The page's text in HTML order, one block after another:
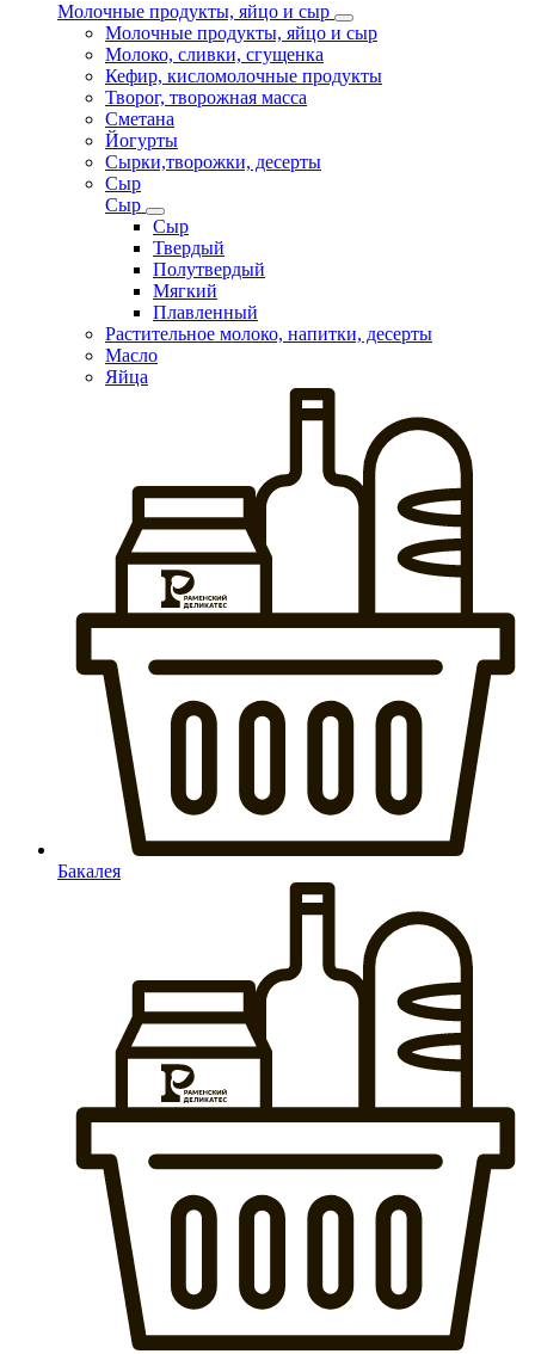
Молочные продукты, яйцо и сыр
Молочные продукты, яйцо и сыр
Молоко, сливки, сгущенка
Кефир, кисломолочные продукты
Творог, творожная масса
Сметана
Йогурты
Сырки,творожки, десерты
Сыр
Сыр
Сыр
Твердый
Полутвердый
Мягкий
Плавленный
Растительное молоко, напитки, десерты
Масло
Яйца
Бакалея